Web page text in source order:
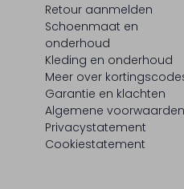
Retour aanmelden
Schoenmaat en
onderhoud
Kleding en onderhoud
Meer over
Garantie en klachten
Algemene voorwaarden
Privacystatement
Cookiestatement